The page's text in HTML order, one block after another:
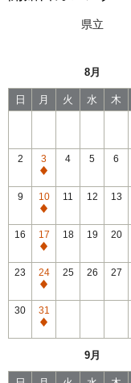
県立
8月
日 月 火 水 木
2
3
通
常
休
館
4 5 6
9
10
通
常
休
館
11 12 13
16
17
通
常
休
館
18 19 20
23
24
通
常
休
館
25 26 27
30
31
通
館
9月